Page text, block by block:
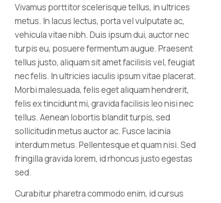
Vivamus porttitor scelerisque tellus, in ultrices
metus. In lacus lectus, porta vel vulputate ac,
vehicula vitae nibh. Duis ipsum dui, auctor nec
turpis eu, posuere fermentum augue. Praesent
tellus justo, aliquam sit amet facilisis vel, feugiat
nec felis. In ultricies iaculis ipsum vitae placerat.
Morbi malesuada, felis eget aliquam hendrerit,
felis ex tincidunt mi, gravida facilisis leo nisi nec
tellus. Aenean lobortis blandit turpis, sed
sollicitudin metus auctor ac. Fusce lacinia
interdum metus. Pellentesque et quam nisi. Sed
fringilla gravida lorem, id rhoncus justo egestas
sed.
Curabitur pharetra commodo enim, id cursus